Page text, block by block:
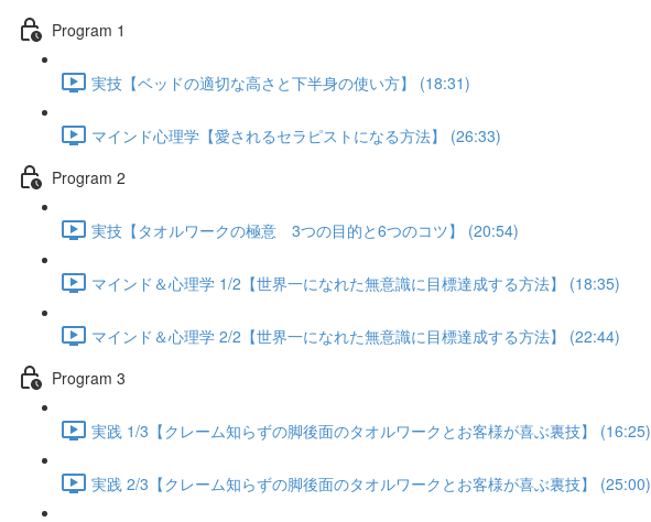
Program 1
実技【ベッドの適切な高さと下半身の使い方】 (18:31)
マインド心理学【愛されるセラピストになる方法】 (26:33)
Program 2
実技【タオルワークの極意 3つの目的と6つのコツ】 (20:54)
マインド＆心理学 1/2【世界一になれた無意識に目標達成する方法】 (18:35)
マインド＆心理学 2/2【世界一になれた無意識に目標達成する方法】 (22:44)
Program 3
実践 1/3【クレーム知らずの脚後面のタオルワークとお客様が喜ぶ裏技】 (16:25)
実践 2/3【クレーム知らずの脚後面のタオルワークとお客様が喜ぶ裏技】 (25:00)